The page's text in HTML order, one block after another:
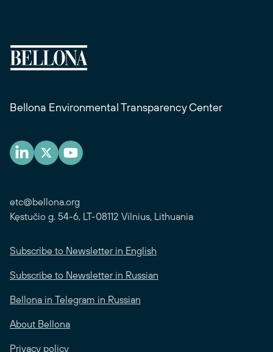
Bellona Environmental Transparency Center
etc@bellona.org
Kęstučio g. 54-6, LT-08112 Vilnius, Lithuania
Subscribe to Newsletter in English
Subscribe to Newsletter in Russian
Bellona in Telegram in Russian
About Bellona
Privacy policy